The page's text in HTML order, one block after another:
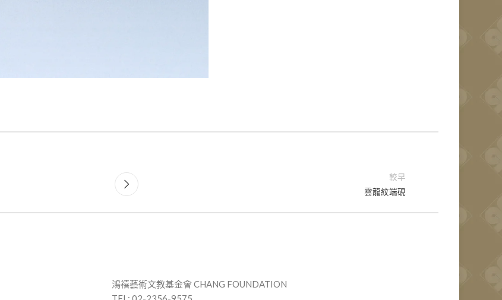
較早
雲龍紋端硯
鴻禧藝術文教基金會 CHANG FOUNDATION